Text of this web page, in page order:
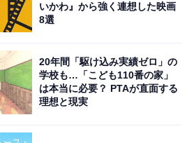
いかわ』から強く連想した映画
8選
20年間「駆け込み実績ゼロ」の
学校も…「こども110番の家」
は本当に必要？ PTAが直面する
理想と現実